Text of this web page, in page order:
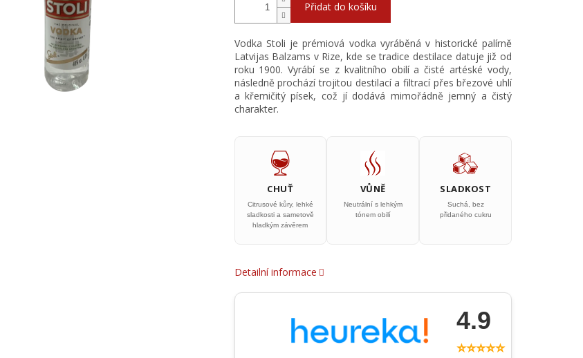
Přidat do košíku
Vodka Stoli je prémiová vodka vyráběná v historické palírně
Latvijas Balzams v Rize, kde se tradice destilace datuje již od
roku 1900. Vyrábí se z kvalitního obilí a čisté artéské vody,
následně prochází trojitou destilací a filtrací přes březové uhlí
a křemičitý písek, což jí dodává mimořádně jemný a čistý
charakter.
CHUŤ
Citrusové kůry, lehké
sladkosti a sametově
hladkým závěrem
VŮNĚ
Neutrální s lehkým
tónem obilí
SLADKOST
Suchá, bez
přidaného cukru
Detailní informace
4.9
⭐⭐⭐⭐⭐